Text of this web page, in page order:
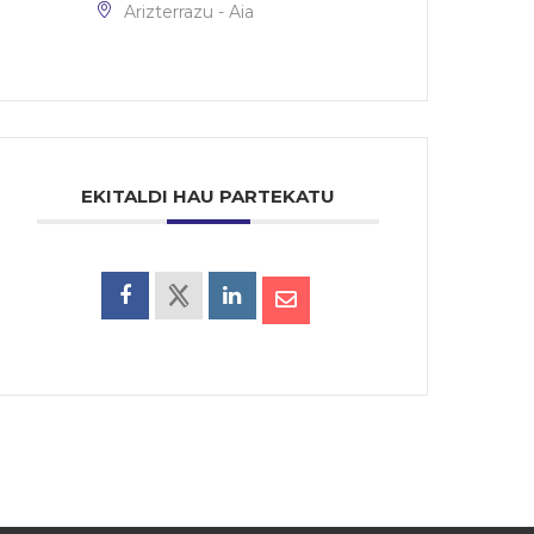
Arizterrazu - Aia
EKITALDI HAU PARTEKATU